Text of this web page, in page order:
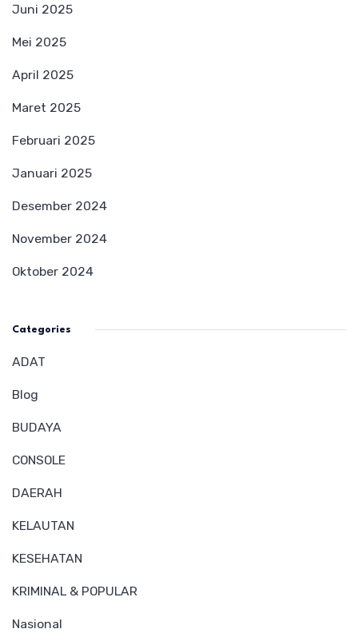
Juni 2025
Mei 2025
April 2025
Maret 2025
Februari 2025
Januari 2025
Desember 2024
November 2024
Oktober 2024
Categories
ADAT
Blog
BUDAYA
CONSOLE
DAERAH
KELAUTAN
KESEHATAN
KRIMINAL & POPULAR
Nasional